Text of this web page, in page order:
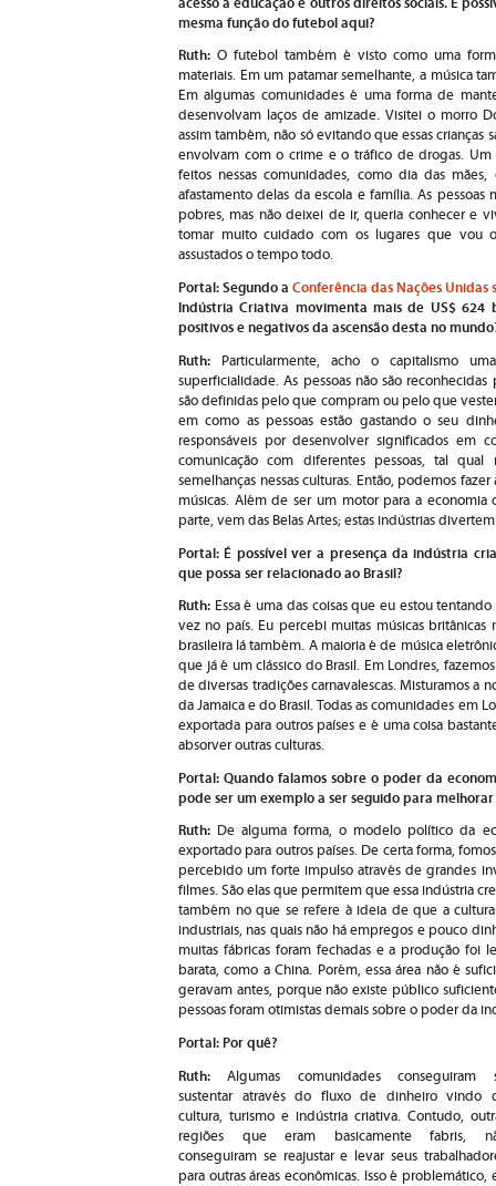
mesma função do futebol aqui?
Ruth: O futebol também é visto como uma
materiais. Em um patamar semelhante, a música
Em algumas comunidades é uma forma de
desenvolvam laços de amizade. Visitei o morro
assim também, não só evitando que essas crianças
envolvam com o crime e o tráfico de drogas.
feitos nessas comunidades, como dia das
afastamento delas da escola e família. As
pobres, mas não deixei de ir, queria conhecer e
tomar muito cuidado com os lugares que vou
assustados o tempo todo.
Portal: Segundo a Conferência das Nações
Indústria Criativa movimenta mais de US$ 624
positivos e negativos da ascensão desta no
Ruth:
Particularmente, acho o capitalismo
superficialidade. As pessoas não são
são definidas pelo que compram ou pelo que
em como as pessoas estão gastando o seu
responsáveis por desenvolver significados em
comunicação com diferentes pessoas, tal
semelhanças nessas culturas. Então, podemos
músicas. Além de ser um motor para a
parte, vem das Belas Artes; estas indústrias
Portal: É possível ver a presença da indústria
que possa ser relacionado ao Brasil?
Ruth: Essa é uma das coisas que eu estou
vez no país. Eu percebi muitas músicas britânicas
brasileira lá também. A maioria é de música
que já é um clássico do Brasil. Em Londres,
de diversas tradições carnavalescas. Misturamos a
da Jamaica e do Brasil. Todas as comunidades em
exportada para outros países e é uma coisa
absorver outras culturas.
Portal: Quando falamos sobre o poder da
pode ser um exemplo a ser seguido para
Ruth: De alguma forma, o modelo político da
exportado para outros países. De certa forma,
percebido um forte impulso através de grandes
filmes. São elas que permitem que essa indústria
também no que se refere à ideia de que a
industriais, nas quais não há empregos e pouco
muitas fábricas foram fechadas e a produção foi
barata, como a China. Porém, essa área não é
geravam antes, porque não existe público
pessoas foram otimistas demais sobre o poder da
Portal: Por quê?
Ruth:Algumas comunidades conseguiram
sustentar através do fluxo de dinheiro vindo
cultura, turismo e indústria criativa. Contudo,
regiões que eram basicamente fabris,
conseguiram se reajustar e levar seus
para outras áreas econômicas. Isso é problemático,